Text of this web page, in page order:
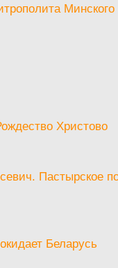
Минского
Христово
Пастырское
Беларусь